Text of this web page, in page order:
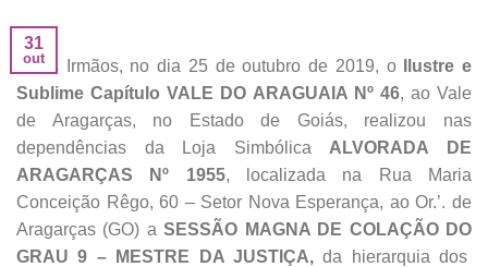
31
out
Meus Irmãos, no dia 25 de outubro de 2019, o
Ilustre e
Sublime Capítulo VALE DO ARAGUAIA Nº 46, ao Vale
de Aragarças, no Estado de Goiás, realizou nas
dependências da Loja Simbólica ALVORADA DE
ARAGARÇAS Nº 1955, localizada na Rua Maria
Conceição Rêgo, 60 – Setor Nova Esperança, ao Or.’. de
Aragarças (GO) aSESSÃO MAGNA DE COLAÇÃO DO
GRAU 9 – MESTRE DA JUSTIÇA,da hierarquia dos